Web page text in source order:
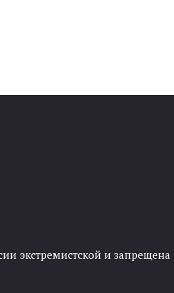
экстремистской и запрещена